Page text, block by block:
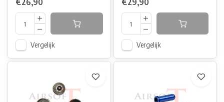
€26,90
Vergelijk
€29,90
Vergelijk